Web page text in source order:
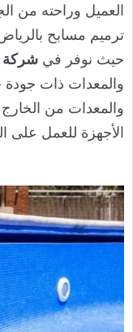
العميل وراحته من
ترميم مسابح
حيث نوفر في شركة
والمعدات ذات
والمعدات من
الأجهزة للعمل على